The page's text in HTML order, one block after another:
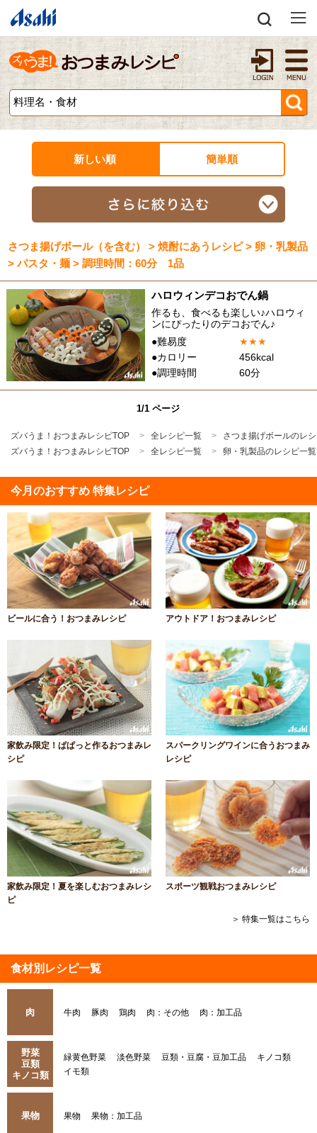
新しい順 簡単順
さつま揚げボール（を含む） > 焼酎にあうレシピ > 卵・乳製品
> パスタ・麺 > 調理時間：60分 1品
ハロウィンデコおでん鍋
作るも、食べるも楽しい♪ハロウィ
ンにぴったりのデコおでん♪
●難易度
★★★
●カロリー
456kcal
●調理時間
60分
1/1 ページ
ズバうま！おつまみレシピTOP 全レシピ一覧
さつま揚げボールのレ
ズバうま！おつまみレシピTOP
全レシピ一覧 卵・乳製品のレシピ一覧
今月のおすすめ 特集レシピ
ビールに合う！おつまみレシピ アウトドア！おつまみレシピ
家飲み限定！ぱぱっと作るおつまみレ
シピ
スパークリングワインに合うおつまみ
レシピ
家飲み限定！夏を楽しむおつまみレシ
ピ
スポーツ観戦おつまみレシピ
＞ 特集一覧はこちら
食材別レシピ一覧
肉 牛肉 豚肉 鶏肉 肉：その他 肉：加工品
野菜
豆類
キノコ類
緑黄色野菜 淡色野菜 豆類・豆腐・豆加工品
キノコ類
イモ類
果物 果物 果物：加工品